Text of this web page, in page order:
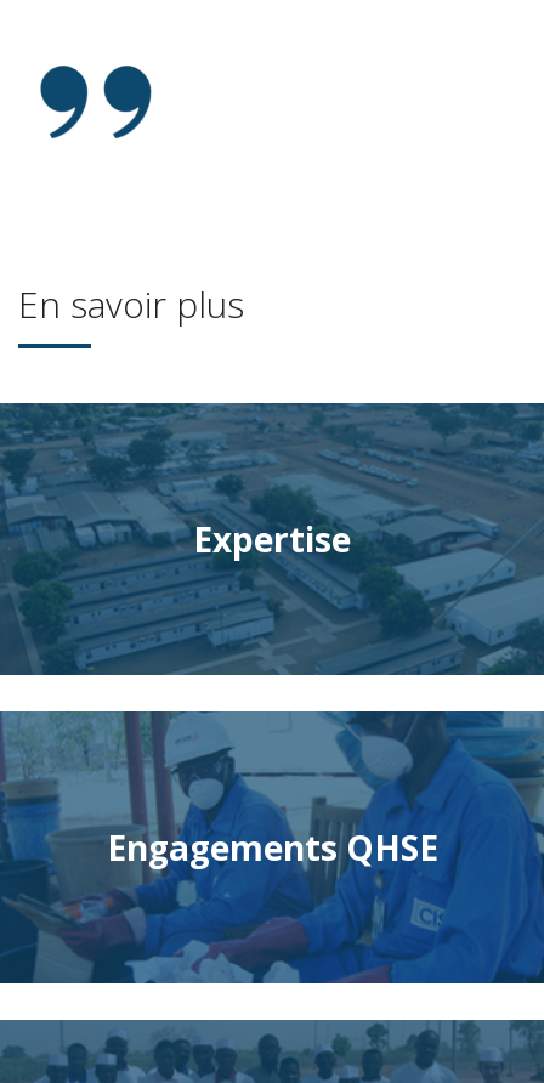
En savoir plus
Expertise
Engagements QHSE